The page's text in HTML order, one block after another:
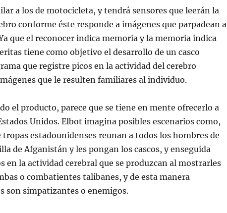
a los de motocicleta, y tendrá sensores que leerán la
conforme éste responde a imágenes que parpadean a
que el reconocer indica memoria y la memoria indica
tiene como objetivo el desarrollo de un casco
que registre picos en la actividad del cerebro
que le resulten familiares al individuo.
el producto, parece que se tiene en mente ofrecerlo a
Unidos. Elbot imagina posibles escenarios como,
estadounidenses reunan a todos los hombres de
de Afganistán y les pongan los cascos, y enseguida
en la actividad cerebral que se produzcan al mostrarles
o combatientes talibanes, y de esta manera
son simpatizantes o enemigos.